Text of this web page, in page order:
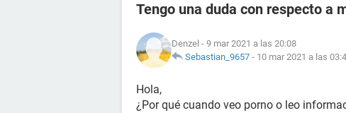
Tengo una duda con respecto a
Denzel - 9 mar 2021 a las 20:08
Sebastian_9657 - 10 mar 2021 a las
Hola,
¿Por qué cuando veo porno o leo